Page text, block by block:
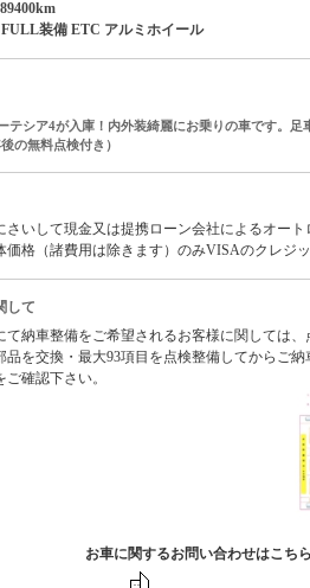
装備 ETC アルミホイール
テシア4が入庫！内外装綺麗にお乗りの車です。
の無料点検付き）
さいして現金又は提携ローン会社によるオー
価格（諸費用は除きます）のみVISAのクレジ
して
て納車整備をご希望されるお客様に関しては
品を交換・最大93項目を点検整備してからご
確認下さい。
お車に関するお問い合わせはこち